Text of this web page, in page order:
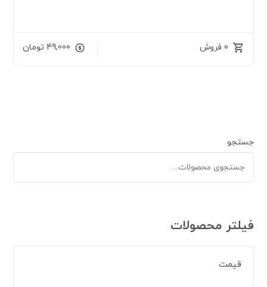
0 فروش 49,000 تومان
جستجو
فیلتر محصولات
قیمت